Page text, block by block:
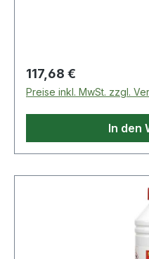
rechts montierbar ·
Rückenteil (am
ausrichtbar ·
Abstellventil mit
Haltegurt ·
LandwirtschaftWeitere
Regulärer Preis:
117,68 €
Preise inkl. MwSt. zzgl.
In den